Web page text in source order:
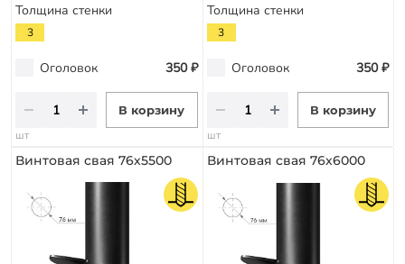
Толщина стенки
3
Оголовок 350 ₽
В корзину
шт
Толщина стенки
3
Оголовок 350 ₽
В корзину
шт
Винтовая свая 76х5500 Винтовая свая 76х6000